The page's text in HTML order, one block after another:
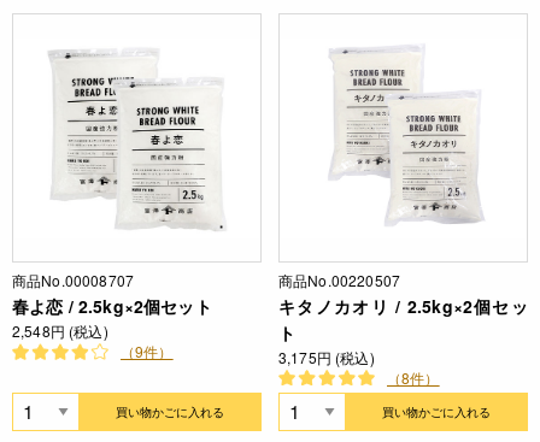
商品No.00008707
春よ恋 / 2.5kg×2個セット
2,548円 (税込)
（9件）
買い物かごに入れる
商品No.00220507
キタノカオリ / 2.5kg×2個セッ
ト
3,175円 (税込)
（8件）
買い物かごに入れる